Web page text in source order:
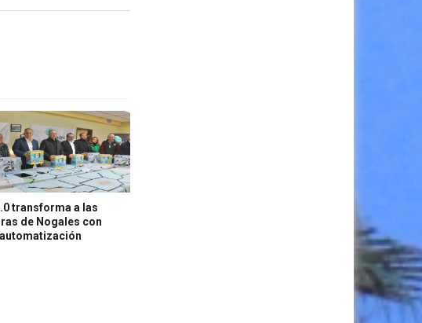
transforma a las
de Nogales con